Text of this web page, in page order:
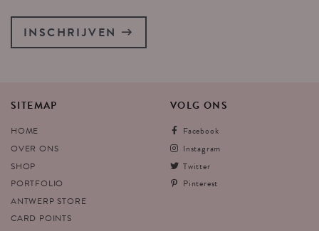
INSCHRIJVEN
SITEMAP
HOME
OVER ONS
SHOP
PORTFOLIO
ANTWERP STORE
CARD POINTS
VOLG ONS
Facebook
Instagram
Twitter
Pinterest